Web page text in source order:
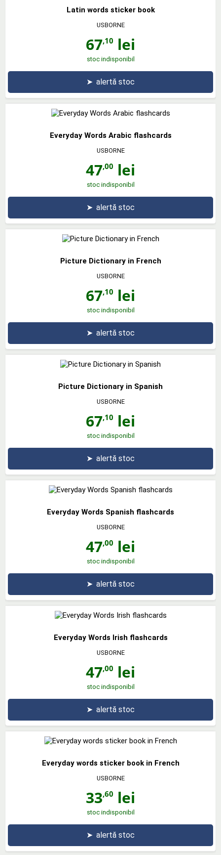
Latin words sticker book
USBORNE
67,10 lei
stoc indisponibil
➤ alertă stoc
Everyday Words Arabic flashcards
USBORNE
47,00 lei
stoc indisponibil
➤ alertă stoc
Picture Dictionary in French
USBORNE
67,10 lei
stoc indisponibil
➤ alertă stoc
Picture Dictionary in Spanish
USBORNE
67,10 lei
stoc indisponibil
➤ alertă stoc
Everyday Words Spanish flashcards
USBORNE
47,00 lei
stoc indisponibil
➤ alertă stoc
Everyday Words Irish flashcards
USBORNE
47,00 lei
stoc indisponibil
➤ alertă stoc
Everyday words sticker book in French
USBORNE
33,60 lei
stoc indisponibil
➤ alertă stoc